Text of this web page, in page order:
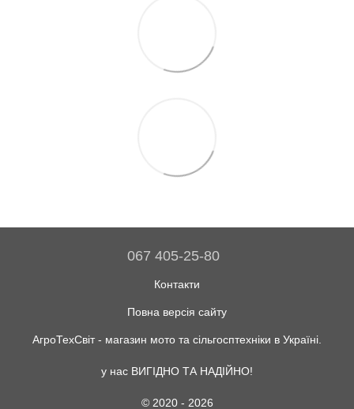
067 405-25-80
Контакти
Повна версія сайту
АгроТехСвіт - магазин мото та сільгосптехніки в Україні.
у нас ВИГІДНО ТА НАДІЙНО!
© 2020 - 2026